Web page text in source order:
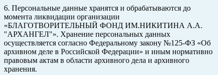
6. Персональные данные хранятся и обрабатываются до
момента ликвидации организации
«БЛАГОТВОРИТЕЛЬНЫЙ ФОНД ИМ.НИКИТИНА А.А.
"АРХАНГЕЛ"». Хранение персональных данных
осуществляется согласно Федеральному закону №125-ФЗ «Об
архивном деле в Российской Федерации» и иным нормативно
правовым актам в области архивного дела и архивного
хранения.